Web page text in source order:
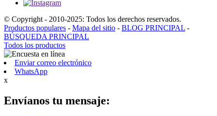
© Copyright - 2010-2025: Todos los derechos reservados.
Productos populares - Mapa del sitio - BLOG PRINCIPAL -
BÚSQUEDA PRINCIPAL
Todos los productos
Enviar correo electrónico
WhatsApp
x
Envíanos tu mensaje: